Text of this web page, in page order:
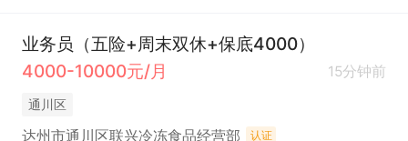
业务员（五险+周末双休+保底4000）
4000-10000元/月
15分钟前
通川区
达州市通川区联兴冷冻食品经营部 认证